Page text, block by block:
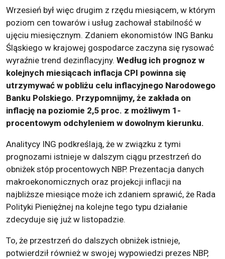
Wrzesień był więc drugim z rzędu miesiącem, w którym
poziom cen towarów i usług zachował stabilność w
ujęciu miesięcznym. Zdaniem ekonomistów ING Banku
Śląskiego w krajowej gospodarce zaczyna się rysować
wyraźnie trend dezinflacyjny. Według ich prognoz w
kolejnych miesiącach inflacja CPI powinna się
utrzymywać w pobliżu celu inflacyjnego Narodowego
Banku Polskiego. Przypomnijmy, że zakłada on
inflację na poziomie 2,5 proc. z możliwym 1-
procentowym odchyleniem w dowolnym kierunku.
Analitycy ING podkreślają, że w związku z tymi
prognozami istnieje w dalszym ciągu przestrzeń do
obniżek stóp procentowych NBP. Prezentacja danych
makroekonomicznych oraz projekcji inflacji na
najbliższe miesiące może ich zdaniem sprawić, że Rada
Polityki Pieniężnej na kolejne tego typu działanie
zdecyduje się już w listopadzie.
To, że przestrzeń do dalszych obniżek istnieje,
potwierdził również w swojej wypowiedzi prezes NBP,